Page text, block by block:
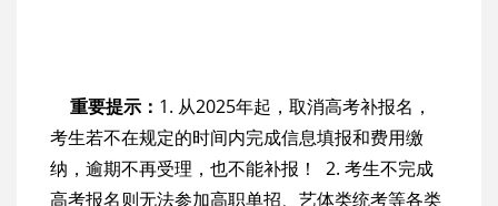
重要提示： 1. 从2025年起，取消高考补报名，
考生若不在规定的时间内完成信息填报和费用缴
纳，逾期不再受理，也不能补报！ 2. 考生不完成
高考报名则无法参加高职单招、艺体类统考等各类